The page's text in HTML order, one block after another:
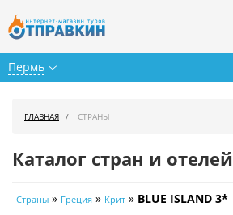
Пермь
Календарь туров
ГЛАВНАЯ СТРАНЫ
Каталог стран и отелей
Страны » Греция » Крит » BLUE ISLAND 3*